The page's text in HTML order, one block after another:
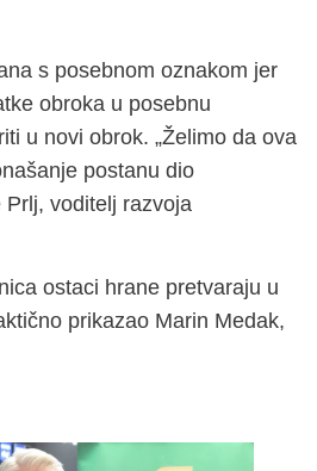
s posebnom oznakom jer
obroka u posebnu
u novi obrok. „Želimo da ova
postanu dio
voditelj razvoja
ostaci hrane pretvaraju u
prikazao Marin Medak,